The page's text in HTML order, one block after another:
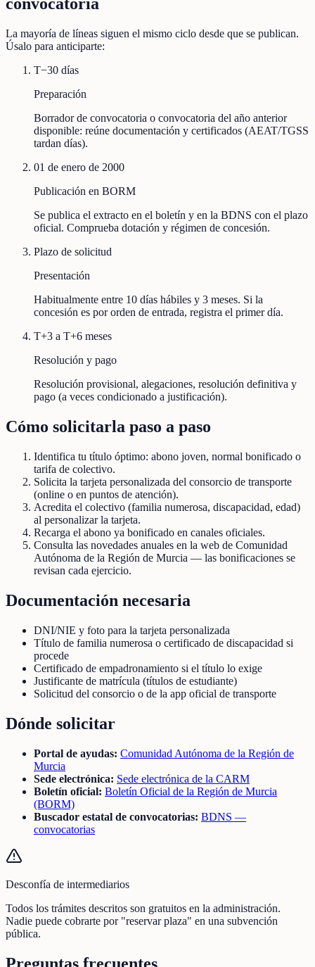
convocatoria
La mayoría de líneas siguen el mismo ciclo desde que se publican.
Úsalo para anticiparte:
T−30 días
Preparación
Borrador de convocatoria o convocatoria del año anterior
disponible: reúne documentación y certificados (AEAT/TGSS
tardan días).
01 de enero de 2000
Publicación en BORM
Se publica el extracto en el boletín y en la BDNS con el plazo
oficial. Comprueba dotación y régimen de concesión.
Plazo de solicitud
Presentación
Habitualmente entre 10 días hábiles y 3 meses. Si la
concesión es por orden de entrada, registra el primer día.
T+3 a T+6 meses
Resolución y pago
Resolución provisional, alegaciones, resolución definitiva y
pago (a veces condicionado a justificación).
Cómo solicitarla paso a paso
Identifica tu título óptimo: abono joven, normal bonificado o
tarifa de colectivo.
Solicita la tarjeta personalizada del consorcio de transporte
(online o en puntos de atención).
Acredita el colectivo (familia numerosa, discapacidad, edad)
al personalizar la tarjeta.
Recarga el abono ya bonificado en canales oficiales.
Consulta las novedades anuales en la web de Comunidad
Autónoma de la Región de Murcia — las bonificaciones se
revisan cada ejercicio.
Documentación necesaria
DNI/NIE y foto para la tarjeta personalizada
Título de familia numerosa o certificado de discapacidad si
procede
Certificado de empadronamiento si el título lo exige
Justificante de matrícula (títulos de estudiante)
Solicitud del consorcio o de la app oficial de transporte
Dónde solicitar
Portal de ayudas: Comunidad Autónoma de la Región de
Murcia
Sede electrónica: Sede electrónica de la CARM
Boletín oficial: Boletín Oficial de la Región de Murcia
(BORM)
Buscador estatal de convocatorias: BDNS —
convocatorias
Desconfía de intermediarios
Todos los trámites descritos son gratuitos en la administración.
Nadie puede cobrarte por "reservar plaza" en una subvención
pública.
Preguntas frecuentes